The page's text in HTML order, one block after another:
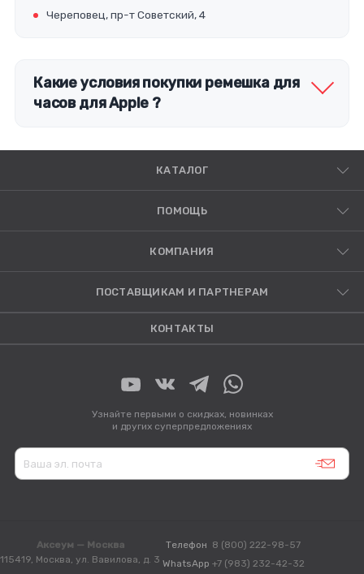
Череповец, пр-т Советский, 4
Какие условия покупки ремешка для
часов для Apple ?
КАТАЛОГ
ПОМОЩЬ
КОМПАНИЯ
ПОСТАВЩИКАМ И ПАРТНЕРАМ
КОНТАКТЫ
Узнайте первыми о скидках, новинках
и других суперпредложениях
Аксеум — Москва
115419, Москва, ул. Вавилова, д. 3
Телефон 8 (800) 222-98-57
WhatsApp +7 (983) 232-42-32